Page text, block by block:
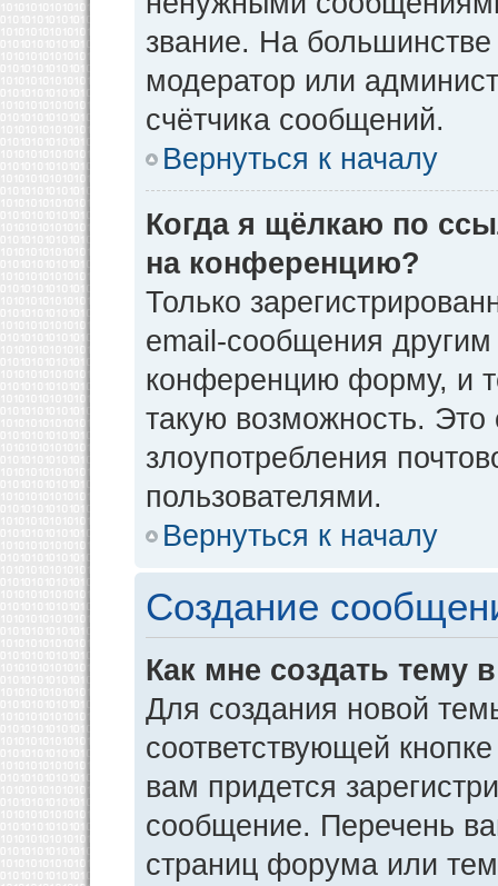
звание. На
модератор или
счётчика сообщений.
Вернуться к началу
Когда я щёлкаю по
на конференцию?
Только
email-сообщения
конференцию форму, и
такую возможность. Это
злоупотребления
пользователями.
Вернуться к началу
Создание
Как мне создать тему
Для создания новой
соответствующей
вам придется
сообщение. Перечень
страниц форума или